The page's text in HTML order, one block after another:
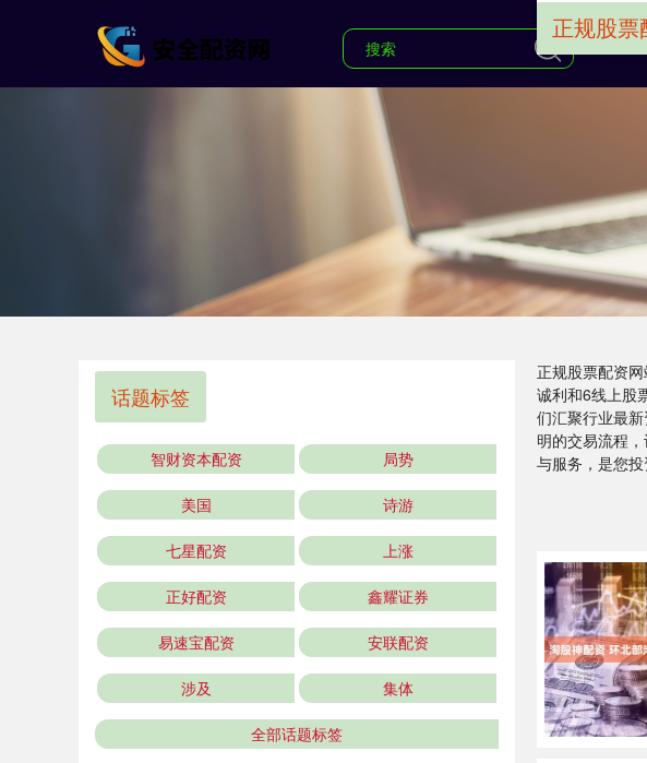
正规股票配资
诚利和6线上股
们汇聚行业最
明的交易流程
与服务，是您投
正规股
话题标签
智财资本配资 局势
美国 诗游
七星配资 上涨
正好配资 鑫耀证券
易速宝配资 安联配资
涉及 集体
全部话题标签